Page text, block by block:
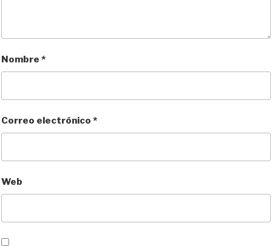
Nombre *
Correo electrónico *
Web